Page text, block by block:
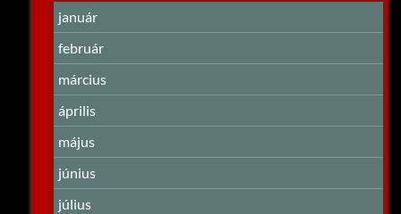
január
február
március
április
május
június
július